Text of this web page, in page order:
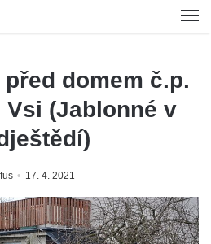
domem č.p.
Vsi (Jablonné v
17. 4. 2021